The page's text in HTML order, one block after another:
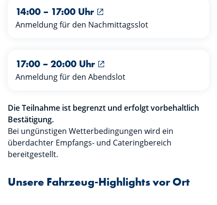
14:00 – 17:00 Uhr
Anmeldung für den Nachmittagsslot
17:00 – 20:00 Uhr
Anmeldung für den Abendslot
Die Teilnahme ist begrenzt und erfolgt vorbehaltlich
Bestätigung.
Bei ungünstigen Wetterbedingungen wird ein
überdachter Empfangs- und Cateringbereich
bereitgestellt.
Unsere Fahrzeug-Highlights vor Ort